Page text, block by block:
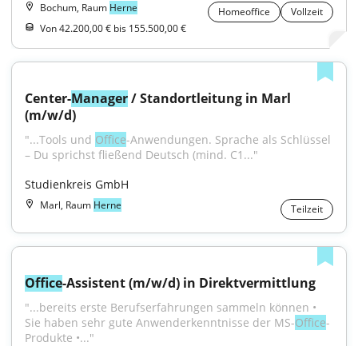
Bochum, Raum Herne Homeoffice
Vollzeit
Von 42.200,00 € bis 155.500,00 €
Center-Manager / Standortleitung in Marl
(m/w/d)
"...Tools und Office-Anwendungen. Sprache als Schlüssel
– Du sprichst fließend Deutsch (mind. C1..."
Studienkreis GmbH
Marl, Raum Herne Teilzeit
Office-Assistent (m/w/d) in Direktvermittlung
"...bereits erste Berufserfahrungen sammeln können •
Sie haben sehr gute Anwenderkenntnisse der MS-Office-
Produkte •..."